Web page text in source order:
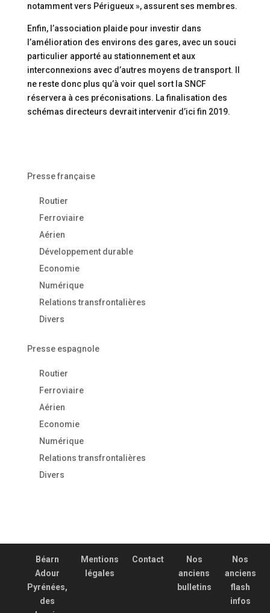
notamment vers Périgueux », assurent ses membres.
Enfin, l’association plaide pour investir dans
l’amélioration des environs des gares, avec un souci
particulier apporté au stationnement et aux
interconnexions avec d’autres moyens de transport. Il
ne reste donc plus qu’à voir quel sort la SNCF
réservera à ces préconisations. La finalisation des
schémas directeurs devrait intervenir d’ici fin 2019.
Presse française
Routier
Ferroviaire
Aérien
Développement durable
Economie
Numérique
Relations transfrontalières
Divers
Presse espagnole
Routier
Ferroviaire
Aérien
Economie
Numérique
Relations transfrontalières
Divers
Béarn
Adour
Pyrénées,
des
Mentions
légales
Contact
Nos
anciens
bulletins
Nos
anciens
flash
infos